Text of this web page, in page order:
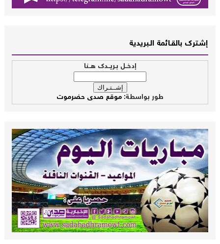
إشــترك بالقـــائمة الــبريدية
إدخــل بـريــدك هــنا
طور بواسطة:موقع صدى حضرموت